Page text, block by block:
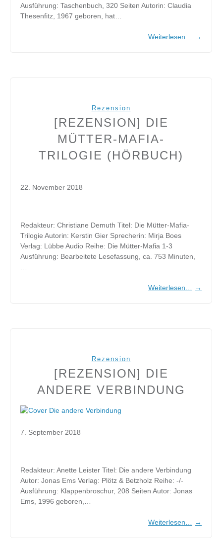
Ausführung: Taschenbuch, 320 Seiten Autorin: Claudia
Thesenfitz, 1967 geboren, hat…
Weiterlesen… →
Rezension
[REZENSION] DIE
MÜTTER-MAFIA-
TRILOGIE (HÖRBUCH)
22. November 2018
Redakteur: Christiane Demuth Titel: Die Mütter-Mafia-
Trilogie Autorin: Kerstin Gier Sprecherin: Mirja Boes
Verlag: Lübbe Audio Reihe: Die Mütter-Mafia 1-3
Ausführung: Bearbeitete Lesefassung, ca. 753 Minuten,
Weiterlesen… →
Rezension
[REZENSION] DIE
ANDERE VERBINDUNG
7. September 2018
Redakteur: Anette Leister Titel: Die andere Verbindung
Autor: Jonas Ems Verlag: Plötz & Betzholz Reihe: -/-
Ausführung: Klappenbroschur, 208 Seiten Autor: Jonas
Ems, 1996 geboren,…
Weiterlesen… →